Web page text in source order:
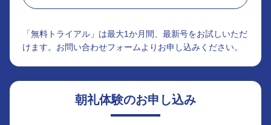
「無料トライアル」は最大1か月間、最新号をお試しいただ
けます。お問い合わせフォームよりお申し込みください。
朝礼体験のお申し込み